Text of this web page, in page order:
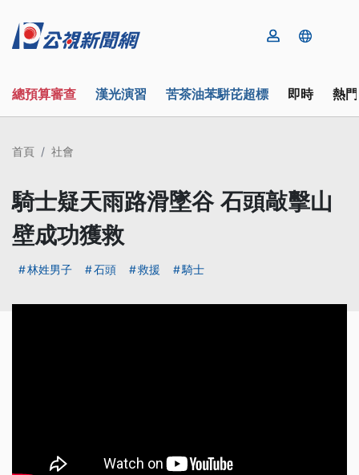
總預算審查 漢光演習 苦茶油苯駢芘超標 即時 熱
首頁 社會
騎士疑天雨路滑墜谷 石頭敲擊山
壁成功獲救
林姓男子 石頭 救援 騎士